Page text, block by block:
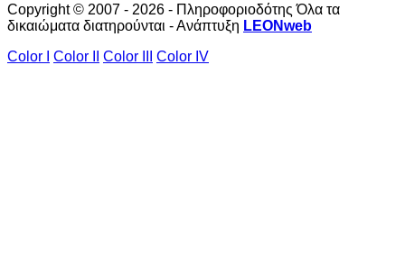
Copyright © 2007 - 2026 - Πληροφοριοδότης Όλα τα
δικαιώματα διατηρούνται - Ανάπτυξη LEONweb
Color I
Color II Color III Color IV